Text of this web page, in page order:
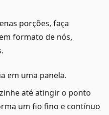
porções, faça
formato de nós,
em uma panela.
até atingir o ponto
um fio fino e contínuo